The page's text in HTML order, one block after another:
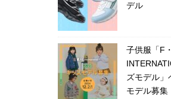
デル
子供服「F
ズモデル
モデル募集